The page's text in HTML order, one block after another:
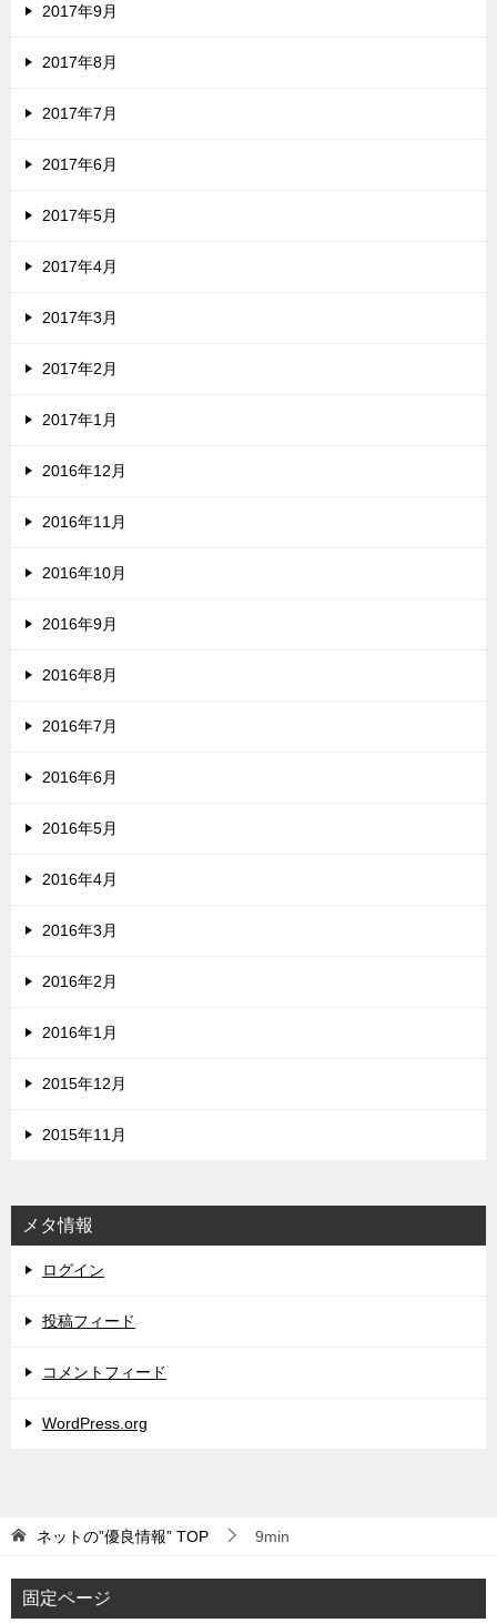
2017年9月
2017年8月
2017年7月
2017年6月
2017年5月
2017年4月
2017年3月
2017年2月
2017年1月
2016年12月
2016年11月
2016年10月
2016年9月
2016年8月
2016年7月
2016年6月
2016年5月
2016年4月
2016年3月
2016年2月
2016年1月
2015年12月
2015年11月
メタ情報
ログイン
投稿フィード
コメントフィード
WordPress.org
ネットの”優良情報” TOP 9min
固定ページ